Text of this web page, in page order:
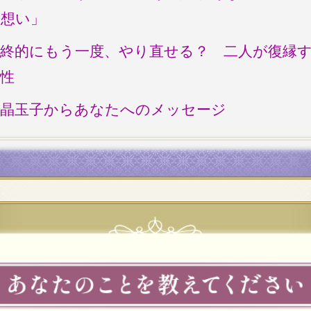
い」
的にもう一度、やり直せる？ 二人が復縁
玉子からあなたへのメッセージ